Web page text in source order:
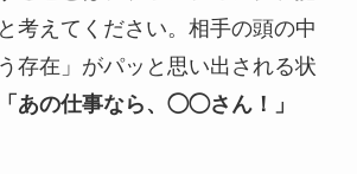
考えてください。相手の頭の中
存在」がパッと思い出される状
「あの仕事なら、◯◯さん！」